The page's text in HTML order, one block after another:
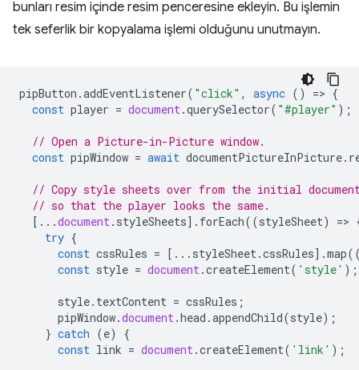
bunları resim içinde resim penceresine ekleyin. Bu işlemin
tek seferlik bir kopyalama işlemi olduğunu unutmayın.
pipButton .addEventListener( "click" , async () => {
const player = document .querySelector( "#player" );
// Open a Picture-in-Picture window.
const pipWindow = await documentPictureInPicture.
// Copy style sheets over from the initial
// so that the player looks the same.
[...document . styleSheets]. forEach((styleSheet) =>
try {
const cssRules = [... styleSheet .cssRules].map
const style = document .createElement( 'style' );
style. textContent = cssRules ;
pipWindow.document .head .appendChild(style);
} catch (e)
{
const link = document .createElement( 'link' );